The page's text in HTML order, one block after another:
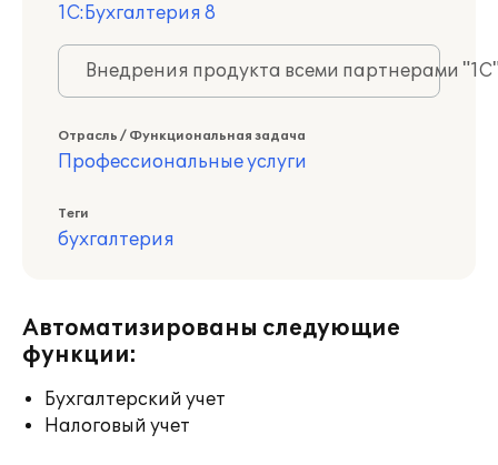
1С:Бухгалтерия 8
Внедрения продукта всеми партнерами
Отрасль / Функциональная задача
Профессиональные услуги
Теги
бухгалтерия
Автоматизированы следующие
функции:
Бухгалтерский учет
Налоговый учет